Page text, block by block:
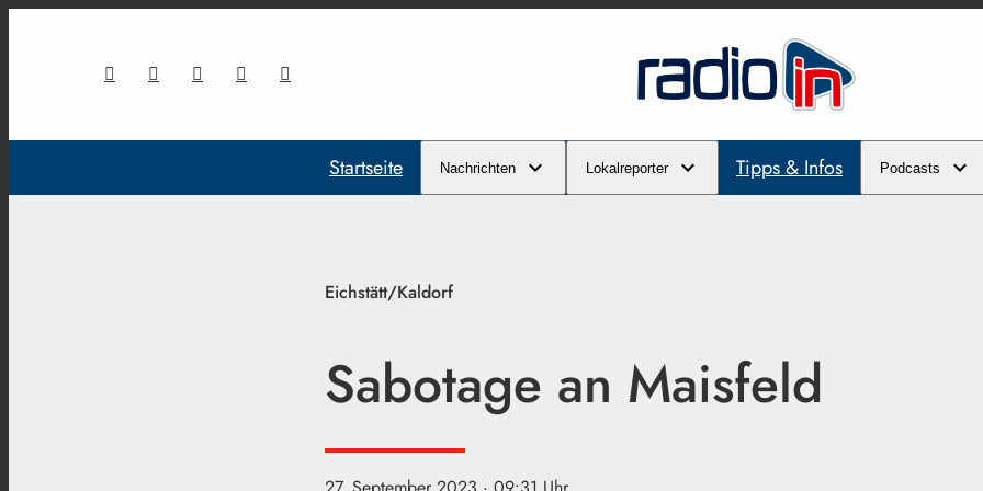
Startseite Nachrichten Lokalreporter Tipps & Infos Podcasts
Eichstätt/Kaldorf
Sabotage an Maisfeld